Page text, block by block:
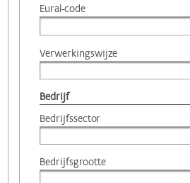
Eural-code
Verwerkingswijze
Bedrijf
Bedrijfssector
Bedrijfsgrootte